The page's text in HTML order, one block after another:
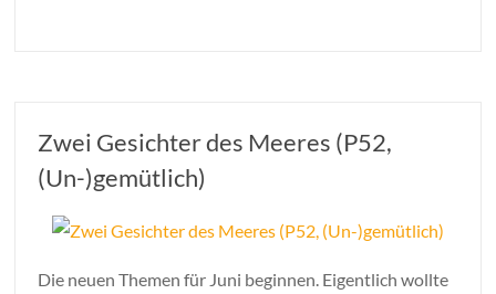
Zwei Gesichter des Meeres (P52,
(Un-)gemütlich)
Die neuen Themen für Juni beginnen. Eigentlich wollte